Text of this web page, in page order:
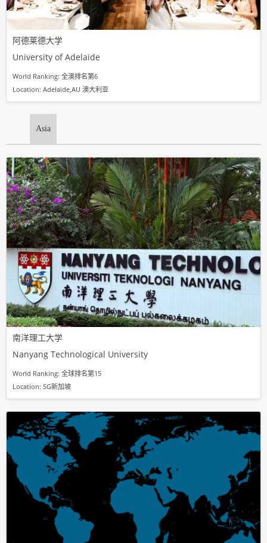
阿德莱德大学
University of Adelaide
World Ranking: 全澳排名第6
Location: Adelaide,AU 澳大利亚
Asia
南洋理工大学
Nanyang Technological University
World Ranking: 全球排名第15
Location: SG新加坡